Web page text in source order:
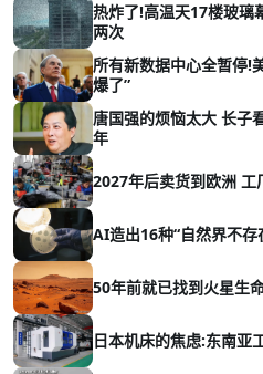
热炸了!高温天17楼玻璃
两次
所有新数据中心全暂停!
爆了”
唐国强的烦恼太大 长子
年
2027年后卖货到欧洲 工
AI造出16种“自然界不存
50年前就已找到火星生
日本机床的焦虑:东南亚